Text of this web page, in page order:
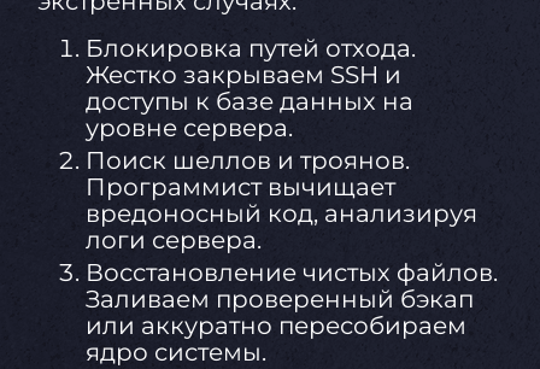
Блокировка путей отхода.
Жестко закрываем SSH и
доступы к базе данных на
уровне сервера.
Поиск шеллов и троянов.
Программист вычищает
вредоносный код, анализируя
логи сервера.
Восстановление чистых файлов.
Заливаем проверенный бэкап
или аккуратно пересобираем
ядро системы.